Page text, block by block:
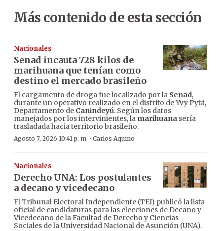
Más contenido de esta sección
Nacionales
Senad incauta 728 kilos de
marihuana que tenían como
destino el mercado brasileño
El cargamento de droga fue localizado por la Senad,
durante un operativo realizado en el distrito de Yvy Pytã,
Departamento de Canindeyú. Según los datos
manejados por los intervinientes, la marihuana sería
trasladada hacia territorio brasileño.
Agosto 7, 2026 10:41 p. m. · Carlos Aquino
Nacionales
Derecho UNA: Los postulantes
a decano y vicedecano
El Tribunal Electoral Independiente (TEI) publicó la lista
oficial de candidaturas para las elecciones de Decano y
Vicedecano de la Facultad de Derecho y Ciencias
Sociales de la Universidad Nacional de Asunción (UNA).